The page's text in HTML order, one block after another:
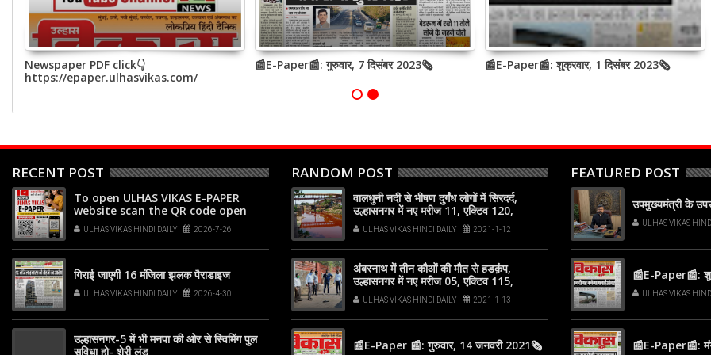
Newspaper PDF click👇
https://epaper.ulhasvikas.com/
📰E-Paper📰: गुरुवार, 7 दिसंबर 2023🗞 📰E-Paper📰: शुक्रवार, 1 दिसंबर 2023🗞
RECENT POST
To open ULHAS VIKAS E-PAPER
website scan the QR code open
your phone's camera app or
Google Lens, point it at the code,
and tap the web link popup that
ULHAS VIKAS HINDI DAILY 2026-7-26
गिराई जाएगी 16 मंजिला झलक पैराडाइज
ULHAS VIKAS HINDI DAILY 2026-4-30
उल्हासनगर-5 में भी मनपा की ओर से स्विमिंग पुल
सुविधा हो- शेरी लुंड
RANDOM POST
वालधुनी नदी से भीषण दुर्गंध लोगों में सिरदर्द,
उल्हासनगर में नए मरीज 11, एक्टिव 120,
अंबरनाथ में नए मरीज 12, एक्टिव 123
ULHAS VIKAS HINDI DAILY 2021-1-12
अंबरनाथ में तीन कौओं की मौत से हडक़ंप,
उल्हासनगर में नए मरीज 05, एक्टिव 115,
अंबरनाथ में नए मरीज 11, एक्टिव 129
ULHAS VIKAS HINDI DAILY 2021-1-13
📰E-Paper 📰: गुरुवार, 14 जनवरी 2021🗞
FEATURED POST
उपमुख्यमंत्री के
ULHAS VIKAS
📰E-Paper📰:
ULHAS VIKAS
📰E-Paper📰: